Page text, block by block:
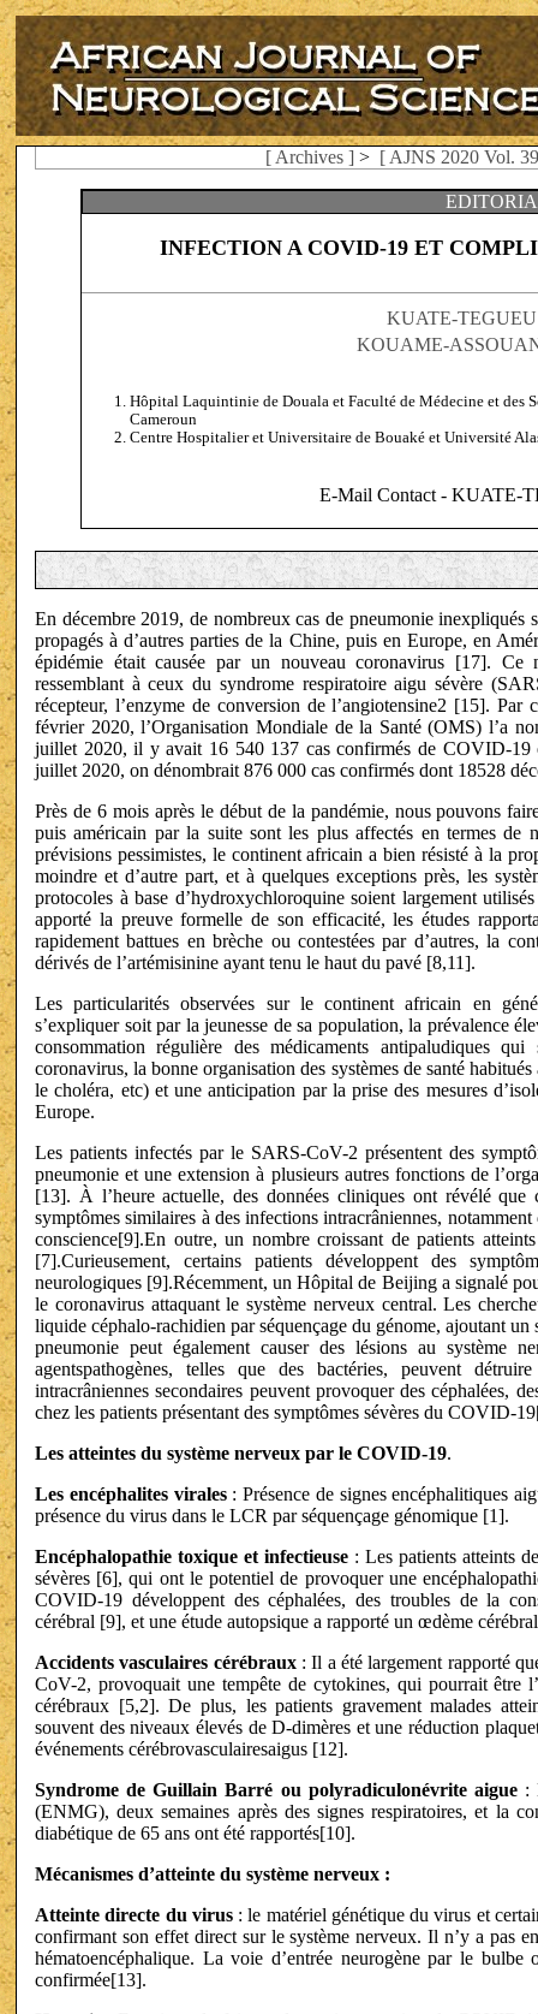
[ Archives ] > [ AJNS 2020 Vol.
INFECTION A COVID-19 ET
KUATE-
KOUAME-
Hôpital Laquintinie de Douala et Faculté de Médecine et des
Cameroun
Centre Hospitalier et Universitaire de Bouaké et Université
E-Mail Contact - KUATE-
En décembre 2019, de nombreux cas de pneumonie inexpliqués
propagés à d’autres parties de la Chine, puis en Europe, en
épidémie était causée par un nouveau coronavirus [17]. Ce
ressemblant à ceux du syndrome respiratoire aigu sévère
récepteur, l’enzyme de conversion de l’angiotensine2 [15].
février 2020, l’Organisation Mondiale de la Santé (OMS) l’a
juillet 2020, il y avait 16 540 137 cas confirmés de COVID-
juillet 2020, on dénombrait 876 000 cas confirmés dont 18528
Près de 6 mois après le début de la pandémie, nous pouvons
puis américain par la suite sont les plus affectés en termes de
prévisions pessimistes, le continent africain a bien résisté à la
moindre et d’autre part, et à quelques exceptions près, les
protocoles à base d’hydroxychloroquine soient largement
apporté la preuve formelle de son efficacité, les études
rapidement battues en brèche ou contestées par d’autres, la
dérivés de l’artémisinine ayant tenu le haut du pavé [8,11].
Les particularités observées sur le continent africain en
s’expliquer soit par la jeunesse de sa population, la prévalence
consommation régulière des médicaments antipaludiques
coronavirus, la bonne organisation des systèmes de santé
le choléra, etc) et une anticipation par la prise des mesures
Europe.
Les patients infectés par le SARS-CoV-2 présentent des
pneumonie et une extension à plusieurs autres fonctions de
[13]. À l’heure actuelle, des données cliniques ont révélé
symptômes similaires à des infections intracrâniennes,
conscience[9].En outre, un nombre croissant de patients
[7].Curieusement, certains patients développent des
neurologiques [9].Récemment, un Hôpital de Beijing a signalé
le coronavirus attaquant le système nerveux central. Les
liquide céphalo-rachidien par séquençage du génome, ajoutant
pneumonie peut également causer des lésions au système
agentspathogènes, telles que des bactéries, peuvent
intracrâniennes secondaires peuvent provoquer des céphalées,
chez les patients présentant des symptômes sévères du COVID-
Les atteintes du système nerveux par le COVID-19.
Les encéphalites virales: Présence de signes encéphalitiques
présence du virus dans le LCR par séquençage génomique [1].
Encéphalopathie toxique et infectieuse : Les patients atteints
sévères [6], qui ont le potentiel de provoquer une
COVID-19 développent des céphalées, des troubles de la
cérébral [9], et une étude autopsique a rapporté un œdème
Accidents vasculaires cérébraux: Il a été largement rapporté
CoV-2, provoquait une tempête de cytokines, qui pourrait être
cérébraux [5,2]. De plus, les patients gravement malades
souvent des niveaux élevés de D-dimères et une réduction
événements cérébrovasculairesaigus [12].
Syndrome de Guillain Barré ou polyradiculonévrite aigue:
(ENMG), deux semaines après des signes respiratoires, et la
diabétique de 65 ans ont été rapportés[10].
Mécanismes d’atteinte du système nerveux :
Atteinte directe du virus: le matériel génétique du virus et
confirmant son effet direct sur le système nerveux. Il n’y a pas
hématoencéphalique. La voie d’entrée neurogène par le
confirmée[13].